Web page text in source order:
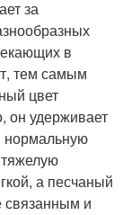
за
в
тем самым
цвет
он удерживает
нормальную
а песчаный
связанным и